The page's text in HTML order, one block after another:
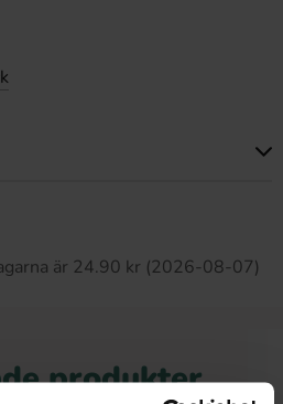
är 24.90 kr (2026-08-07)
produkter